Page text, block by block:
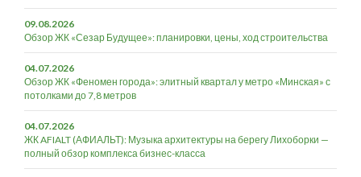
09.08.2026
Обзор ЖК «Сезар Будущее»: планировки, цены, ход строительства
04.07.2026
Обзор ЖК «Феномен города»: элитный квартал у метро «Минская» с
потолками до 7,8 метров
04.07.2026
ЖК AFIALT (АФИАЛЬТ): Музыка архитектуры на берегу Лихоборки —
полный обзор комплекса бизнес-класса